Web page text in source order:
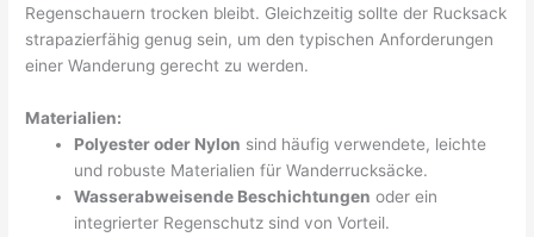
Regenschauern trocken bleibt. Gleichzeitig sollte der Rucksack
strapazierfähig genug sein, um den typischen Anforderungen
einer Wanderung gerecht zu werden.
Materialien:
Polyester oder Nylon sind häufig verwendete, leichte
und robuste Materialien für Wanderrucksäcke.
Wasserabweisende Beschichtungen oder ein
integrierter Regenschutz sind von Vorteil.